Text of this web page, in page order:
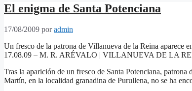
El enigma de Santa Potenciana
17/08/2009 poradmin
Un fresco de la patrona de Villanueva de la Reina aparece
17.08.09 – M. R. ARÉVALO | VILLANUEVA DE LA
Tras la aparición de un fresco de Santa Potenciana,
Martín, en la localidad granadina de Purullena, no se ha